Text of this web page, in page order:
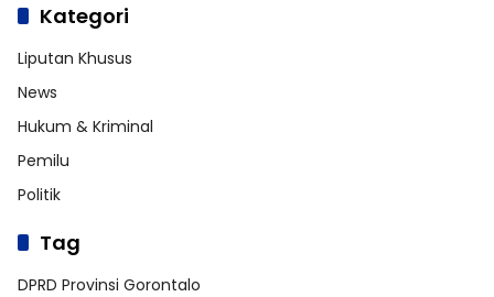
Kategori
Liputan Khusus
News
Hukum & Kriminal
Pemilu
Politik
Tag
DPRD Provinsi Gorontalo